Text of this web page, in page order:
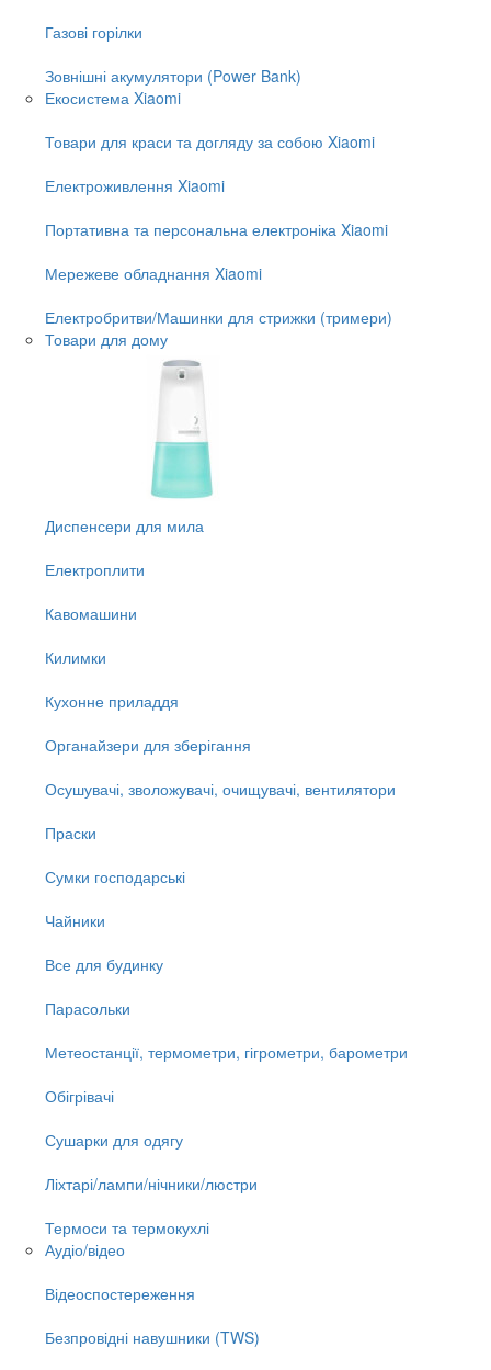
Газові горілки
Зовнішні акумулятори (Power Bank)
Екосистема Xiaomi
Товари для краси та догляду за собою Xiaomi
Електроживлення Xiaomi
Портативна та персональна електроніка Xiaomi
Мережеве обладнання Xiaomi
Електробритви/Машинки для стрижки (тримери)
Товари для дому
Диспенсери для мила
Електроплити
Кавомашини
Килимки
Кухонне приладдя
Органайзери для зберігання
Осушувачі, зволожувачі, очищувачі, вентилятори
Праски
Сумки господарські
Чайники
Все для будинку
Парасольки
Метеостанції, термометри, гігрометри, барометри
Обігрівачі
Сушарки для одягу
Ліхтарі/лампи/нічники/люстри
Термоси та термокухлі
Аудіо/відео
Відеоспостереження
Безпровідні навушники (TWS)